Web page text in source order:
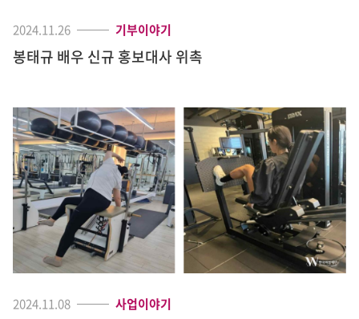
2024.11.26 기부이야기
봉태규 배우 신규 홍보대사 위촉
2024.11.08 사업이야기